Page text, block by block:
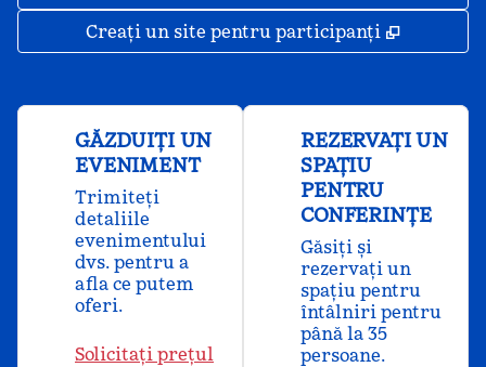
Creați un site pentru participanți ,
GĂZDUIȚI UN
EVENIMENT
Trimiteți
detaliile
evenimentului
dvs. pentru a
afla ce putem
oferi.
Solicitați prețul
REZERVAȚI UN
SPAȚIU
PENTRU
CONFERINȚE
Găsiți și
rezervați un
spațiu pentru
întâlniri pentru
până la 35
persoane.